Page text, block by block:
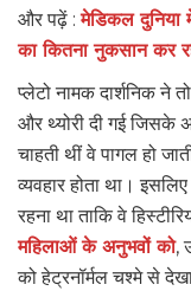
और पढ़ें :मेडिकल दुनिया
का कितना नुकसान कर
प्लेटो नामक दार्शनिक ने
और थ्योरी दी गई जिसके
चाहती थीं वे पागल हो
व्यवहार होता था।
रहना था ताकि वे
महिलाओं के अनुभवों को,
को हेट्रनॉर्मल चश्मे से